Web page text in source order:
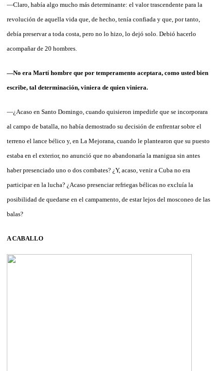
—Claro, había algo mucho más determinante: el valor trascendente para la
revolución de aquella vida que, de hecho, tenía confiada y que, por tanto,
debía preservar a toda costa, pero no lo hizo, lo dejó solo. Debió hacerlo
acompañar de 20 hombres.
—No era Martí hombre que por temperamento aceptara, como usted bien
escribe, tal determinación, viniera de quien viniera.
—¿Acaso en Santo Domingo, cuando quisieron impedirle que se incorporara
al campo de batalla, no había demostrado su decisión de enfrentar sobre el
terreno el lance bélico y, en La Mejorana, cuando le plantearon que su puesto
estaba en el exterior, no anunció que no abandonaría la manigua sin antes
haber presenciado uno o dos combates? ¿Y, acaso, venir a Cuba no era
participar en la lucha? ¿Acaso presenciar refriegas bélicas no excluía la
posibilidad de quedarse en el campamento, de estar lejos del mosconeo de las
balas?
A CABALLO